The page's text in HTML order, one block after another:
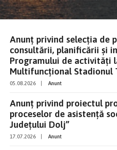
Anunț privind selecția de
consultării, planificării și
Programului de activități
Multifuncțional Stadionul
05.08.2026 Anunt
Anunț privind proiectul
proceselor de asistenţă
Județului Dolj”
17.07.2026 Anunt